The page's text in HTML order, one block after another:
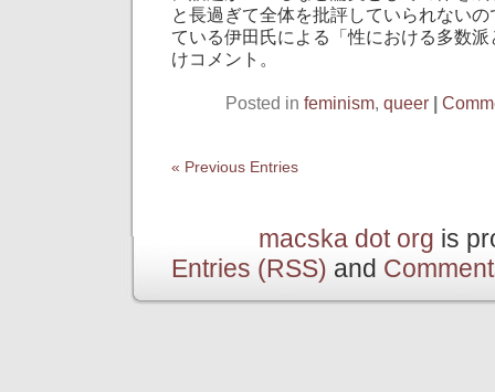
と長過ぎて全体を批評していられない
ている伊田氏による「性における多数
けコメント。
Posted in feminism, queer |
« Previous Entries
macska dot org is
Entries (RSS) and